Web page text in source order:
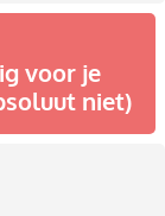
voor je
niet)